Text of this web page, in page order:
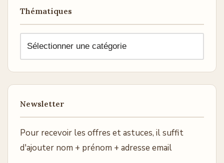
Thématiques
Newsletter
Pour recevoir les offres et astuces, il suffit
d'ajouter nom + prénom + adresse email